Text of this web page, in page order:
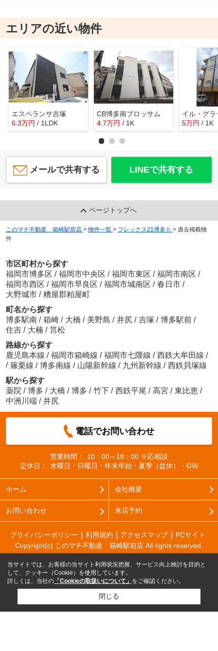
エリアの近い物件
エスペランサ吉塚
6.3万円 / 1LDK
CB博多南ブロッサム
4.7万円 / 1K 5万円 / 1K
メールで共有する LINEで共有する
ページトップへ
このマチ不動産 箱崎駅前店 > 物件一覧 > フレックス21博多Ⅱ > 過去掲載物
件
市区町村から探す
福岡市博多区 / 福岡市中央区 / 福岡市東区 / 福岡市南区 /
福岡市西区 / 福岡市早良区 / 福岡市城南区 / 春日市 /
大野城市 / 糟屋郡粕屋町
町名から探す
博多駅南 / 箱崎 / 大橋 / 美野島 / 井尻 / 吉塚 / 博多駅前 /
住吉 / 大楠 / 筥松
路線から探す
鹿児島本線 / 福岡市箱崎線 / 福岡市七隈線 / 西鉄大牟田線 /
/ 篠栗線 / 博多南線 / 山陽新幹線 / 九州新幹線 / 西鉄貝塚線
駅から探す
薬院 / 博多 / 大橋 / 博多 / 竹下 / 西鉄平尾 / 高宮 / 東比恵 /
中洲川端 / 井尻
電話でお問い合わせ
営業時間：
10：00～18：00 ※応相談
定休日：
水曜日・日曜日・年末年始・夏季（盆休）・GW
ホーム 会社概要
お問い合わせ 来店予約
プライバシーポリシー 利用規約 アクセスマップ
PCサイト
Copyright(c) このマチ不動産 箱崎駅前店 All rights reserved.
当サイトでは、お客様の当サイト利用状況把握、サービス向上検討を目的と
して、クッキー（Cookie）を使用しています。
詳しくは、当社の 「Cookieの取扱いについて」 をご確認ください。
閉じる